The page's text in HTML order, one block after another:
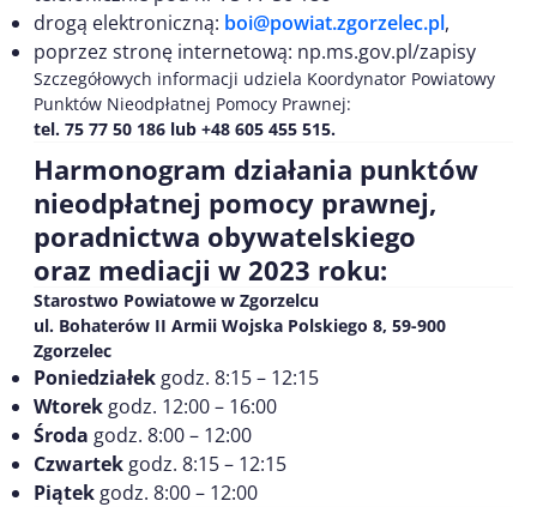
drogą elektroniczną: boi@powiat.zgorzelec.pl,
poprzez stronę internetową: np.ms.gov.pl/zapisy
Szczegółowych informacji udziela Koordynator Powiatowy
Punktów Nieodpłatnej Pomocy Prawnej:
tel. 75 77 50 186 lub +48 605 455 515.
Harmonogram działania punktów
nieodpłatnej pomocy prawnej,
poradnictwa obywatelskiego
oraz mediacji w 2023 roku:
Starostwo Powiatowe w Zgorzelcu
ul. Bohaterów II Armii Wojska Polskiego 8, 59-900
Zgorzelec
Poniedziałek godz. 8:15 – 12:15
Wtorek godz. 12:00 – 16:00
Środa godz. 8:00 – 12:00
Czwartek godz. 8:15 – 12:15
Piątek godz. 8:00 – 12:00